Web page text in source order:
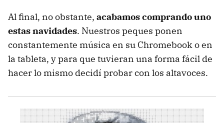
Al final, no obstante, acabamos comprando uno
estas navidades. Nuestros peques ponen
constantemente música en su Chromebook o en
la tableta, y para que tuvieran una forma fácil de
hacer lo mismo decidí probar con los altavoces.